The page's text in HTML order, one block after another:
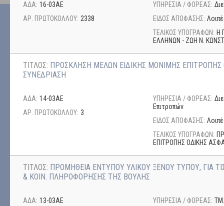
ΑΔΑ: 16-03ΑΕ
ΑΡ. ΠΡΩΤΟΚΟΛΛΟΥ: 2338
ΥΠΗΡΕΣΙΑ / ΦΟΡΕΑΣ:
ΕΙΔΟΣ ΑΠΟΦΑΣΗΣ:
ΤΕΛΙΚΟΣ ΥΠΟΓΡΑΦΩΝ: Η
ΕΛΛΗΝΩΝ - ΖΩΗ Ν.
ΤΙΤΛΟΣ: ΠΡΟΣΚΛΗΣΗ ΜΕΛΩΝ ΕΙΔΙΚΗΣ ΜΟΝΙΜΗΣ ΕΠΙΤΡΟΠΗΣ
ΣΥΝΕΔΡΙΑΣΗ
ΑΔΑ: 14-03ΑΕ
ΑΡ. ΠΡΩΤΟΚΟΛΛΟΥ: 3
ΥΠΗΡΕΣΙΑ / ΦΟΡΕΑΣ:
Επιτροπών
ΕΙΔΟΣ ΑΠΟΦΑΣΗΣ:
ΤΕΛΙΚΟΣ ΥΠΟΓΡΑΦΩΝ:
ΕΠΙΤΡΟΠΗΣ ΟΔΙΚΗΣ
ΤΙΤΛΟΣ: ΠΡΟΜΗΘΕΙΑ ΕΝΤΥΠΟΥ ΥΛΙΚΟΥ ΞΕΝΟΥ ΤΥΠΟΥ, ΓΙΑ
& ΚΟΙΝ. ΠΛΗΡΟΦΟΡΗΣΗΣ ΤΗΣ ΒΟΥΛΗΣ
ΑΔΑ: 13-03ΑΕ
ΥΠΗΡΕΣΙΑ / ΦΟΡΕΑΣ: